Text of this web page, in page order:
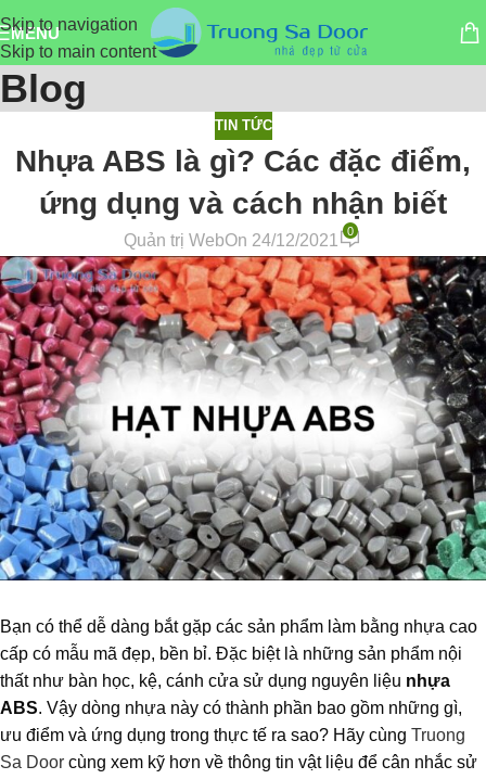
Skip to navigation
Skip to main content
MENU
Blog
TIN TỨC
Nhựa ABS là gì? Các đặc điểm,
ứng dụng và cách nhận biết
Quản trị WebOn 24/12/2021
0
Bạn có thể dễ dàng bắt gặp các sản phẩm làm bằng nhựa cao
cấp có mẫu mã đẹp, bền bỉ. Đặc biệt là những sản phẩm nội
thất như bàn học, kệ, cánh cửa sử dụng nguyên liệu nhựa
ABS. Vậy dòng nhựa này có thành phần bao gồm những gì,
ưu điểm và ứng dụng trong thực tế ra sao? Hãy cùng Truong
Sa Door cùng xem kỹ hơn về thông tin vật liệu để cân nhắc sử